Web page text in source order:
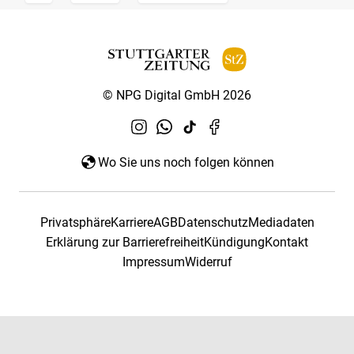
© NPG Digital GmbH 2026
Wo Sie uns noch folgen können
PrivatsphäreKarriereAGBDatenschutzMediadaten
Erklärung zur BarrierefreiheitKündigungKontakt
ImpressumWiderruf